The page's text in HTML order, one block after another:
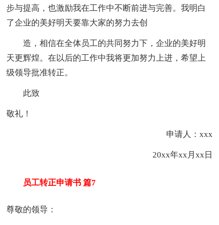
步与提高，也激励我在工作中不断前进与完善。我明白
了企业的美好明天要靠大家的努力去创
造，相信在全体员工的共同努力下，企业的美好明
天更辉煌。在以后的工作中我将更加努力上进，希望上
级领导批准转正。
此致
敬礼！
申请人：xxx
20xx年xx月xx日
员工转正申请书 篇7
尊敬的领导：